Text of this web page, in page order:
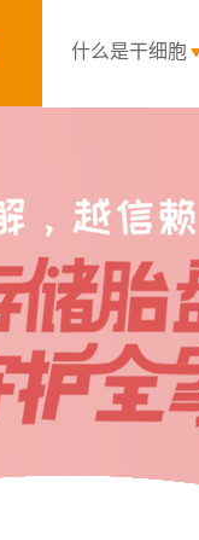
什么是干细胞